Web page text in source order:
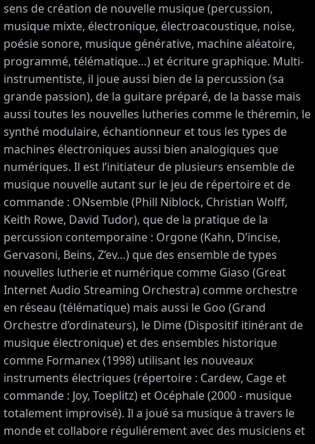
sens de création de nouvelle musique (percussion,
musique mixte, électronique, électroacoustique, noise,
poésie sonore, musique générative, machine aléatoire,
programmé, télématique…) et écriture graphique. Multi-
instrumentiste, il joue aussi bien de la percussion (sa
grande passion), de la guitare préparé, de la basse mais
aussi toutes les nouvelles lutheries comme le théremin, le
synthé modulaire, échantionneur et tous les types de
machines électroniques aussi bien analogiques que
numériques. Il est l’initiateur de plusieurs ensemble de
musique nouvelle autant sur le jeu de répertoire et de
commande : ONsemble (Phill Niblock, Christian Wolff,
Keith Rowe, David Tudor), que de la pratique de la
percussion contemporaine : Orgone (Kahn, D’incise,
Gervasoni, Beins, Z’ev…) que des ensemble de types
nouvelles lutherie et numérique comme Giaso (Great
Internet Audio Streaming Orchestra) comme orchestre
en réseau (télématique) mais aussi le Goo (Grand
Orchestre d’ordinateurs), le Dime (Dispositif itinérant de
musique électronique) et des ensembles historique
comme Formanex (1998) utilisant les nouveaux
instruments électriques (répertoire : Cardew, Cage et
commande : Joy, Toeplitz) et Océphale (2000 - musique
totalement improvisé). Il a joué sa musique à travers le
monde et collabore réguliérement avec des musiciens et